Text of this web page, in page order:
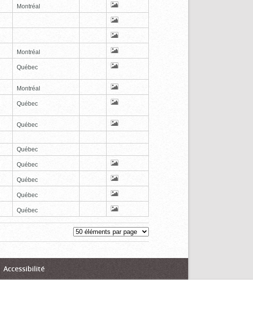
Montréal
Montréal
Québec
Montréal
Québec
Québec
Québec
Québec
Québec
Québec
Québec
Accessibilité